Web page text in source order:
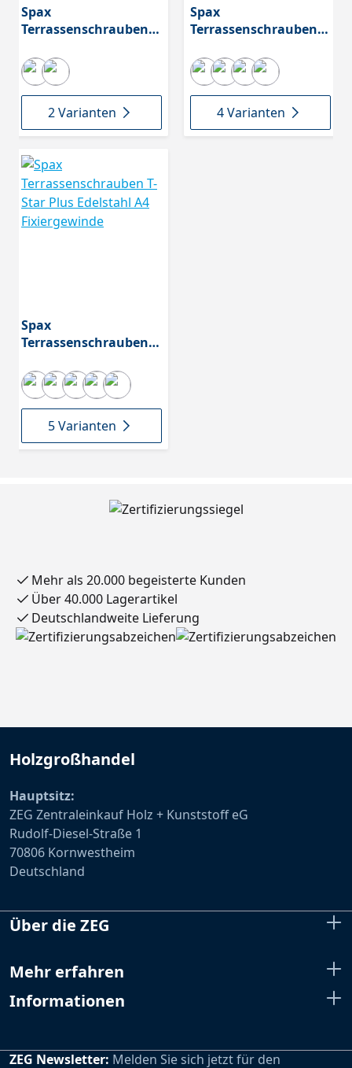
Spax
Terrassenschrauben T-
Antik Fixiergewinde
2 Varianten
Spax
Terrassenschrauben T-
Fixiergewinde GVP
4 Varianten
Spax
Terrassenschrauben T-
Fixiergewinde
5 Varianten
Mehr als 20.000 begeisterte Kunden
Über 40.000 Lagerartikel
Deutschlandweite Lieferung
Holzgroßhandel
Hauptsitz:
ZEG Zentraleinkauf Holz + Kunststoff eG
Rudolf-Diesel-Straße 1
70806 Kornwestheim
Deutschland
Über die ZEG
Mehr erfahren
Informationen
ZEG Newsletter: Melden Sie sich jetzt für den